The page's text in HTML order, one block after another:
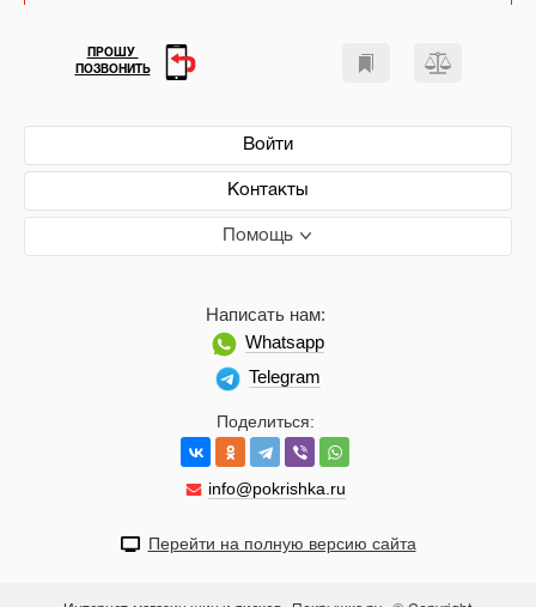
Войти
Контакты
Помощь
Поделиться:
info@pokrishka.ru
Написать нам:
Whatsapp
Telegram
ПРОШУ
ПОЗВОНИТЬ
Перейти на полную версию сайта